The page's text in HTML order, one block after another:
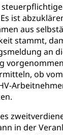
ist
aus
stammt,
an
ob
in der
(WAS
(WAS
Landesbibliothek
Luzern
Kultur
(Luzern